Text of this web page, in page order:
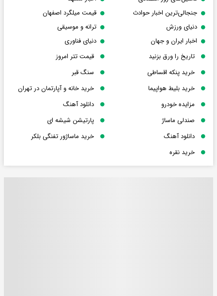
جنجالی‌ترین اخبار حوادث
قیمت میلگرد اصفهان
دنیای ورزش
ترانه و موسیقی
اخبار ایران و جهان
دنیای فناوری
تاریخ را ورق بزنید
قیمت تتر امروز
خرید پنکه اقساطی
سنگ قبر
خرید بلیط هواپیما
خرید خانه و آپارتمان در تهران
مزایده خودرو
دانلود آهنگ
صندلی ماساژ
پارتیشن شیشه ای
دانلود آهنگ
خرید ماساژور تفنگی بلکر
خرید نقره